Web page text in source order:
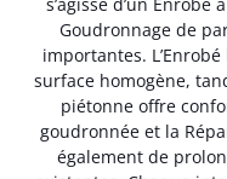
Goudronnage de
importantes.
surface homogène,
piétonne offre
goudronnée et la
également de